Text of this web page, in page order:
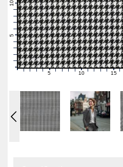
0
1
2
3
4
5
6
7
8
9
10
0 1 2 3 4 5 6 7 8910111213141516